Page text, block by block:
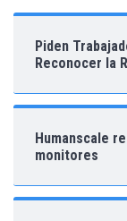
Piden
Reconocer la
Humanscale
monitores